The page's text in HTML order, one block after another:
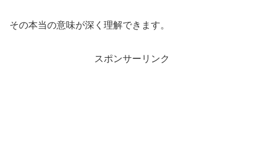
その本当の意味が深く理解できます。
スポンサーリンク